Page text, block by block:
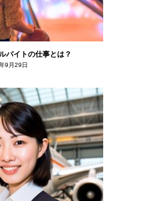
バイトの仕事とは？
9月29日